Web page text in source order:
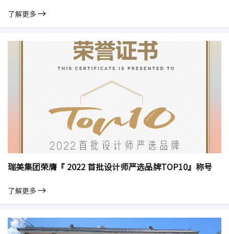
了解更多
瑞美集团荣膺『 2022 首批设计师严选品牌TOP10』称号
了解更多